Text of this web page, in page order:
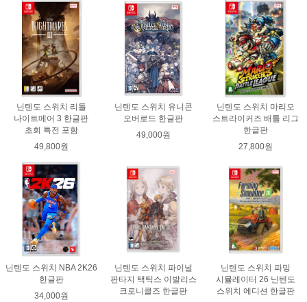
닌텐도 스위치 리틀
나이트메어 3 한글판
초회 특전 포함
49,800원
닌텐도 스위치 유니콘
오버로드 한글판
49,000원
닌텐도 스위치 마리오
스트라이커즈 배틀 리그
한글판
27,800원
닌텐도 스위치 NBA 2K26
한글판
34,000원
닌텐도 스위치 파이널
판타지 택틱스 이발리스
크로니클즈 한글판
닌텐도 스위치 파밍
시뮬레이터 26 닌텐도
스위치 에디션 한글판